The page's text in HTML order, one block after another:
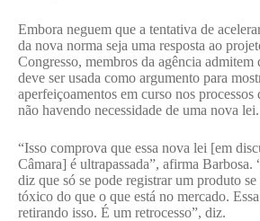
Embora neguem que a tentativa de
da nova norma seja uma resposta ao
Congresso, membros da agência admitem
deve ser usada como argumento para
aperfeiçoamentos em curso nos processos
não havendo necessidade de uma nova lei.
“Isso comprova que essa nova lei [em
Câmara] é ultrapassada”, afirma Barbosa.
diz que só se pode registrar um produto
tóxico do que o que está no mercado.
retirando isso. É um retrocesso”, diz.